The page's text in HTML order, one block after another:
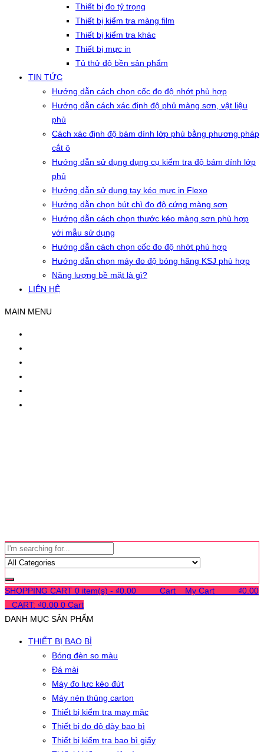
Thiết bị đo tỷ trọng
Thiết bị kiểm tra màng film
Thiết bị kiểm tra khác
Thiết bị mực in
Tủ thử độ bền sản phẩm
TIN TỨC
Hướng dẫn cách chọn cốc đo độ nhớt phù hợp
Hướng dẫn cách xác định độ phủ màng sơn, vật liệu
phủ
Cách xác định độ bám dính lớp phủ bằng phương pháp
cắt ô
Hướng dẫn sử dụng dụng cụ kiểm tra độ bám dính lớp
phủ
Hướng dẫn sử dụng tay kéo mực in Flexo
Hướng dẫn chọn bút chì đo độ cứng màng sơn
Hướng dẫn cách chọn thước kéo màng sơn phù hợp
với mẫu sử dụng
Hướng dẫn cách chọn cốc đo độ nhớt phù hợp
Hướng dẫn chọn máy đo độ bóng hãng KSJ phù hợp
Năng lượng bề mặt là gì?
LIÊN HỆ
MAIN MENU
SHOPPING CART 0 item(s) - ₫0.00 Cart My Cart ₫0.00
CART: ₫0.00 0 Cart
DANH MỤC SẢN PHẨM
THIẾT BỊ BAO BÌ
Bóng đèn so màu
Đá mài
Máy đo lực kéo đứt
Máy nén thùng carton
Thiết bị kiểm tra may mặc
Thiết bị đo độ dày bao bì
Thiết bị kiểm tra bao bì giấy